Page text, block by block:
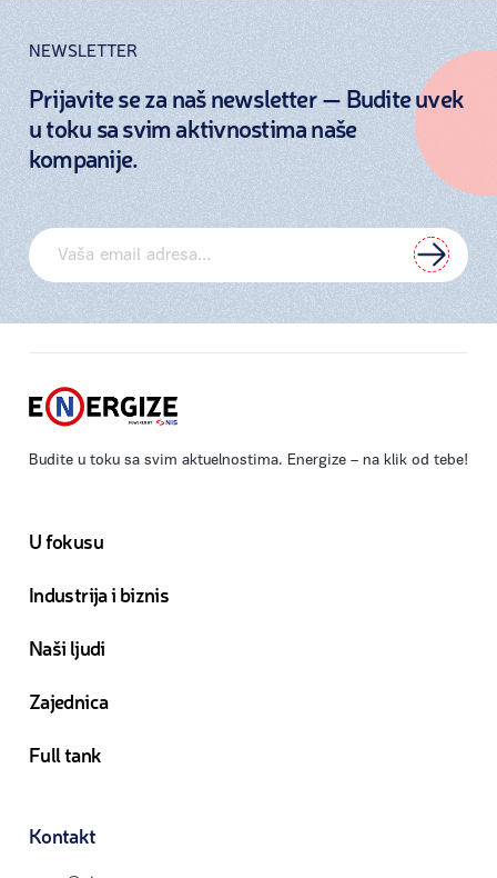
NEWSLETTER
Prijavite se za naš newsletter — Budite uvek
u toku sa svim aktivnostima naše
kompanije.
Budite u toku sa svim aktuelnostima. Energize – na klik od tebe!
U fokusu
Industrija i biznis
Naši ljudi
Zajednica
Full tank
Kontakt